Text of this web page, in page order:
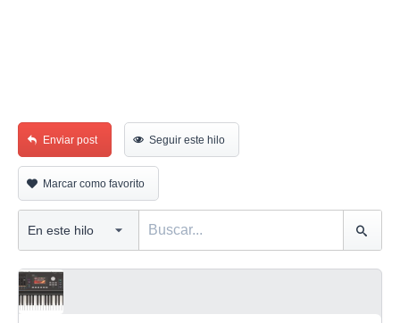
Enviar post Seguir este hilo
Marcar como favorito